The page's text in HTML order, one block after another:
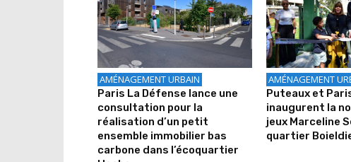
AMÉNAGEMENT URBAIN
Paris La Défense lance une
consultation pour la
réalisation d’un petit
ensemble immobilier bas
carbone dans l’écoquartier
AMÉNAGEMENT
Puteaux et
inaugurent la
jeux Marceline
quartier